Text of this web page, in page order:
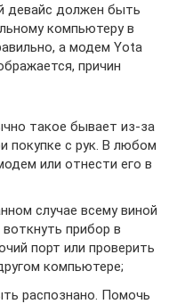
девайс должен быть
компьютеру в
а модем Yota
причин
такое бывает из-за
покупке с рук. В любом
или отнести его в
случае всему виной
прибор в
порт или проверить
компьютере;
распознано. Помочь